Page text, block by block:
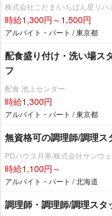
株式会社こだま/いちばん星リハ
時給1,300円～1,500円
アルバイト・パート / 東京都
配食盛り付け・洗い場ス
フ
配食 池上センター
時給1,300円
アルバイト・パート / 東京都
無資格可の調理師/調理ス
PDハウス月寒/株式会社サンウ
時給1,100円～
アルバイト・パート / 北海道
調理師・調理師/調理スタ